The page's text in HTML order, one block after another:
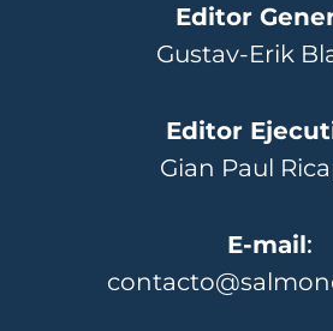
Editor
Gustav-Erik
Editor
Gian Paul
E-mail: